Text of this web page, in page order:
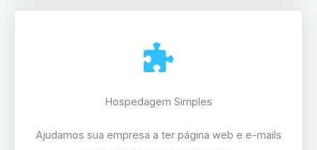
Hospedagem Simples
Ajudamos sua empresa a ter página web e e-mails